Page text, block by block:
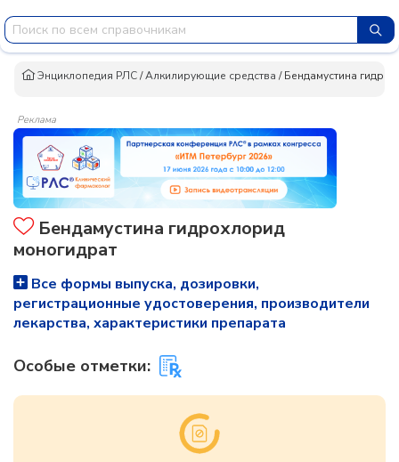
Энциклопедия РЛС/Алкилирующие средства /Бендамустина
Реклама
Бендамустина гидрохлорид
моногидрат
Все формы выпуска, дозировки,
регистрационные удостоверения, производители
лекарства, характеристики препарата
Особые отметки: